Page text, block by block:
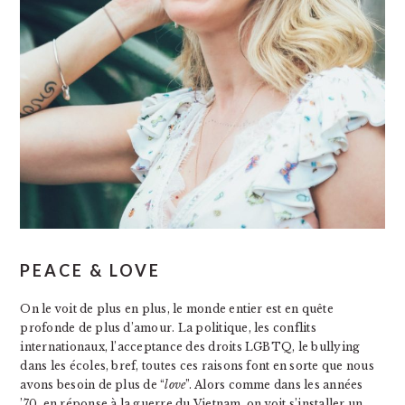
PEACE & LOVE
On le voit de plus en plus, le monde entier est en quête
profonde de plus d’amour. La politique, les conflits
internationaux, l’acceptance des droits LGBTQ, le bullying
dans les écoles, bref, toutes ces raisons font en sorte que nous
avons besoin de plus de “love”. Alors comme dans les années